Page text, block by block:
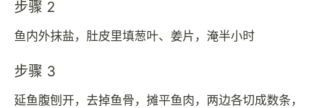
步骤 2
鱼内外抹盐，肚皮里填葱叶、姜片，淹半小时
步骤 3
延鱼腹刨开，去掉鱼骨，摊平鱼肉，两边各切成数条，